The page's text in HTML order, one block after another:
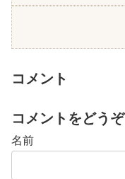
コメント
コメントをどうぞ
名前